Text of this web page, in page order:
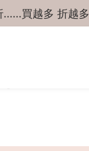
買越多 折越多